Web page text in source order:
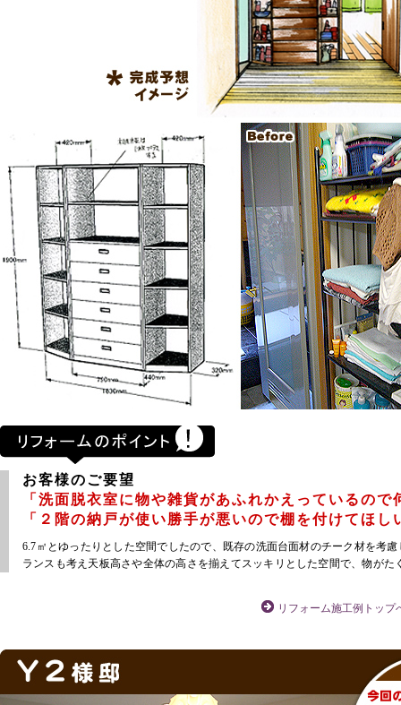
お客様のご要望
「洗面脱衣室に物や雑貨があふれかえっているの
「２階の納戸が使い勝手が悪いので棚を付けてほし
6.7㎡とゆったりとした空間でしたので、既存の洗面台面材のチーク材を考
ランスも考え天板高さや全体の高さを揃えてスッキリとした空間で、物が
リフォーム施工例トップ